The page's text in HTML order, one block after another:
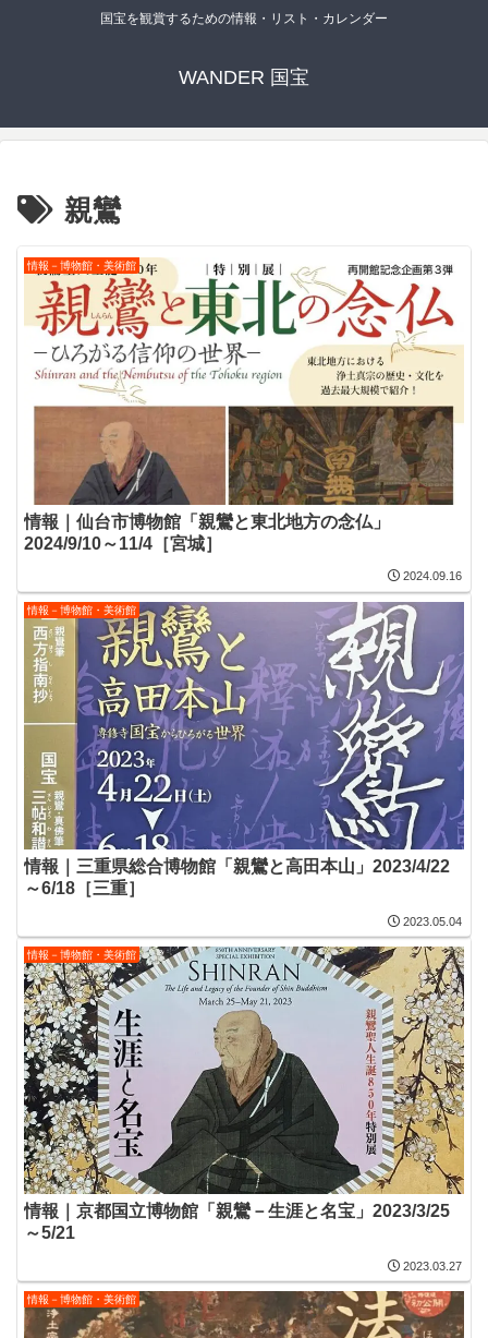
国宝を観賞するための情報・リスト・カレンダー
WANDER 国宝
親鸞
情報－博物館・美術館
情報｜仙台市博物館「親鸞と東北地方の念仏」
2024/9/10～11/4［宮城］
2024.09.16
情報－博物館・美術館
情報｜三重県総合博物館「親鸞と高田本山」2023/4/22
～6/18［三重］
2023.05.04
情報－博物館・美術館
情報｜京都国立博物館「親鸞－生涯と名宝」2023/3/25
～5/21
2023.03.27
情報－博物館・美術館